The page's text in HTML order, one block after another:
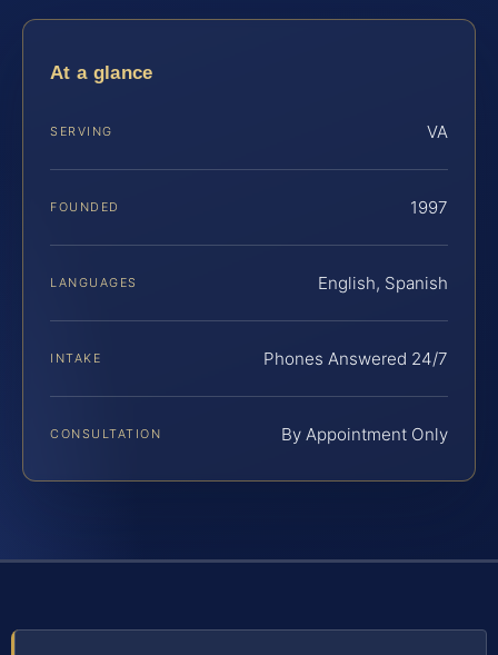
At a glance
SERVING VA
FOUNDED 1997
LANGUAGES English, Spanish
INTAKE Phones Answered 24/7
CONSULTATION By Appointment Only